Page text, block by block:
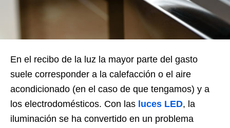
En el recibo de la luz la mayor parte del gasto
suele corresponder a la calefacción o el aire
acondicionado (en el caso de que tengamos) y a
los electrodomésticos. Con las luces LED, la
iluminación se ha convertido en un problema